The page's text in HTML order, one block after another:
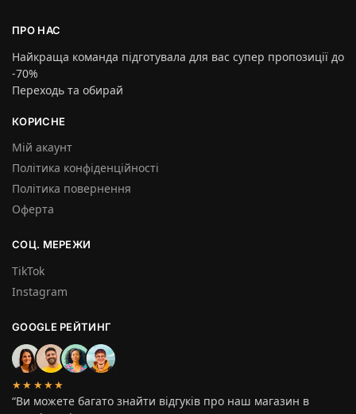
ПРО НАС
Найкраща команда підготувала для вас супер пропозиції до
-70%
Переходь та обирай
КОРИСНЕ
Мій акаунт
Політика конфіденційності
Політика повернення
Оферта
СОЦ. МЕРЕЖИ
TikTok
Instagram
GOOGLE РЕЙТИНГ
★★★★★
“Ви можете багато знайти відгуків про наш магазин в